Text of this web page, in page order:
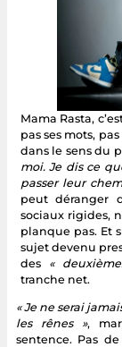
Mama Rasta,
pas ses mots,
dans le sens du
moi. Je dis ce
passer leur
peut déranger
sociaux rigides,
planque pas. Et
sujet devenu
des «
tranche net.
« Je ne serai
les rênes »,
sentence. Pas